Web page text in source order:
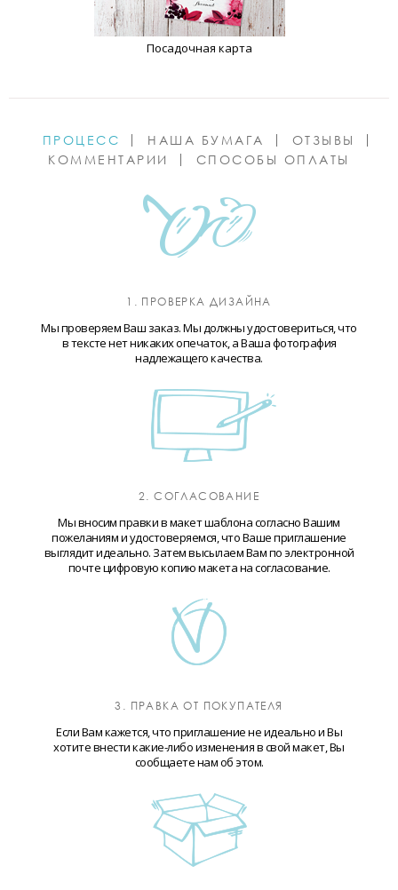
Посадочная карта
ПРОЦЕСС НАША БУМАГА
ОТЗЫВЫ
КОММЕНТАРИИ
СПОСОБЫ ОПЛАТЫ
1. ПРОВЕРКА ДИЗАЙНА
Мы проверяем Ваш заказ. Мы должны удостовериться, что
в тексте нет никаких опечаток, а Ваша фотография
надлежащего качества.
2. СОГЛАСОВАНИЕ
Мы вносим правки в макет шаблона согласно Вашим
пожеланиям и удостоверяемся, что Ваше приглашение
выглядит идеально. Затем высылаем Вам по электронной
почте цифровую копию макета на согласование.
3. ПРАВКА ОТ ПОКУПАТЕЛЯ
Если Вам кажется, что приглашение не идеально и Вы
хотите внести какие-либо изменения в свой макет, Вы
сообщаете нам об этом.